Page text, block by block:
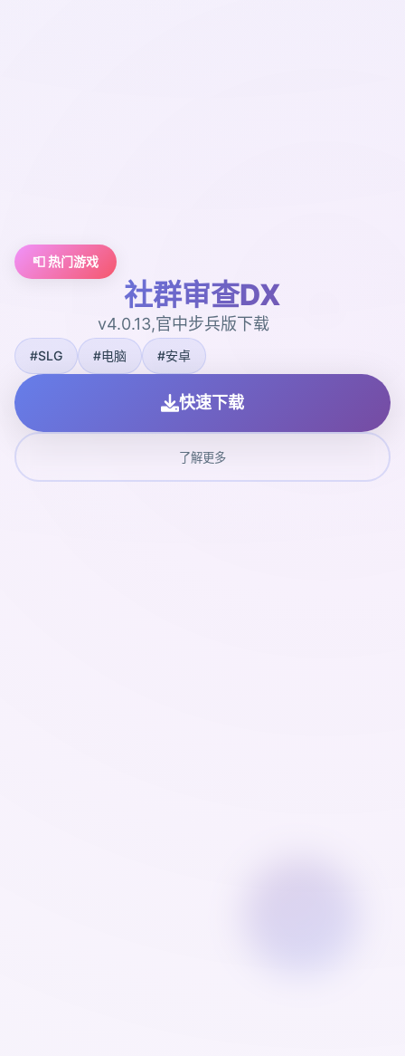
📮 热门游戏
社群审查DX
v4.0.13,官中步兵版下载
#SLG #电脑 #安卓
快速下载
了解更多